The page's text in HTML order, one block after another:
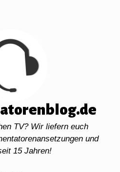
TV? Wir liefern euch
und
15 Jahren!